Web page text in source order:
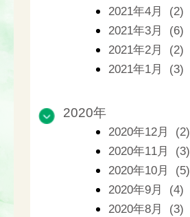
2021年4月 (2)
2021年3月 (6)
2021年2月 (2)
2021年1月 (3)
2020年
2020年12月 (2)
2020年11月 (3)
2020年10月 (5)
2020年9月 (4)
2020年8月 (3)